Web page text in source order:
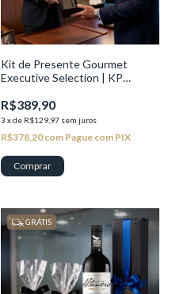
Kit de Presente Gourmet
Executive Selection | KP
R$389,90
3 xde R$129,97 sem juros
R$378,20com Pague com PIX
1/2
GRÁTIS